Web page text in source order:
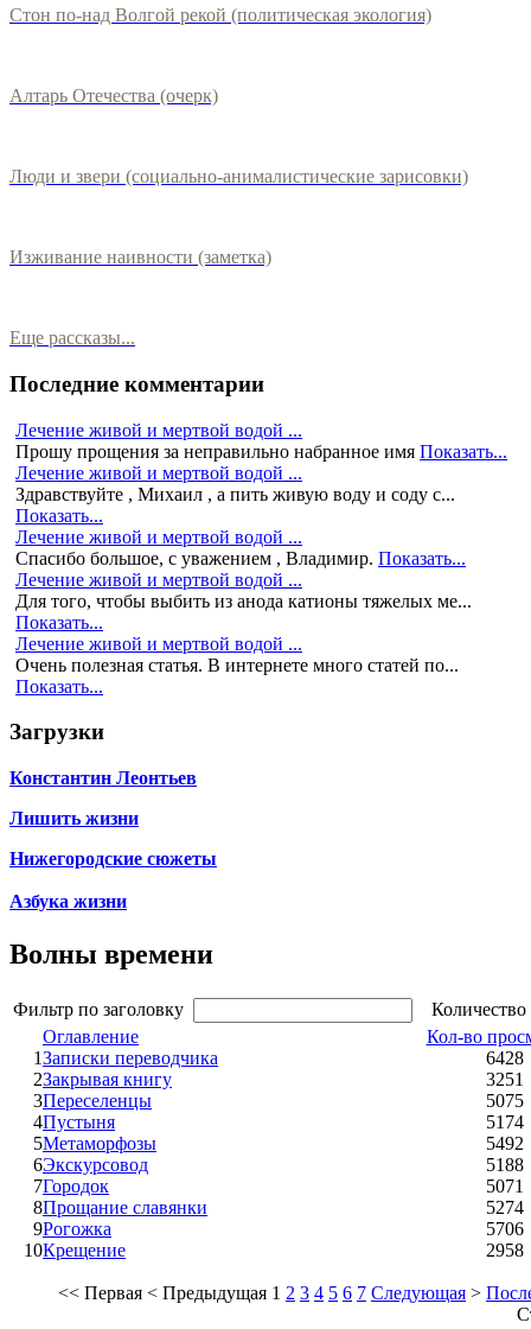
Стон по-над Волгой рекой (политическая экология)
Алтарь Отечества (очерк)
Люди и звери (социально-анималистические зарисовки)
Изживание наивности (заметка)
Еще рассказы...
Последние комментарии
Лечение живой и мертвой водой ...
Прошу прощения за неправильно набранное имя Показать...
Лечение живой и мертвой водой ...
Здравствуйте , Михаил , а пить живую воду и соду с...
Показать...
Лечение живой и мертвой водой ...
Спасибо большое, с уважением , Владимир. Показать...
Лечение живой и мертвой водой ...
Для того, чтобы выбить из анода катионы тяжелых ме...
Показать...
Лечение живой и мертвой водой ...
Очень полезная статья. В интернете много статей по...
Показать...
Загрузки
Константин Леонтьев
Лишить жизни
Нижегородские сюжеты
Азбука жизни
Волны времени
Фильтр по заголовку
Оглавление
Кол-во
1Записки переводчика
6428
2Закрывая книгу
3251
3Переселенцы
5075
4Пустыня
5174
5Метаморфозы
5492
6Экскурсовод
5188
7Городок
5071
8Прощание славянки
5274
9Рогожка
5706
10Крещение 2958
<< Первая < Предыдущая 1 2 3 4 5 6 7 Следующая >